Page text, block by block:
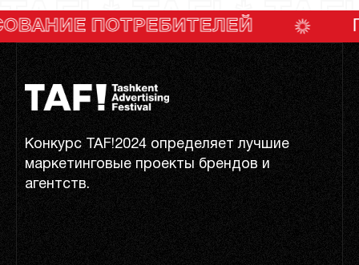
TAF! * TAF! *
ПОТРЕБИТЕЛЕЙ
Конкурс TAF!2024 определяет лучшие
маркетинговые проекты брендов и
агентств.